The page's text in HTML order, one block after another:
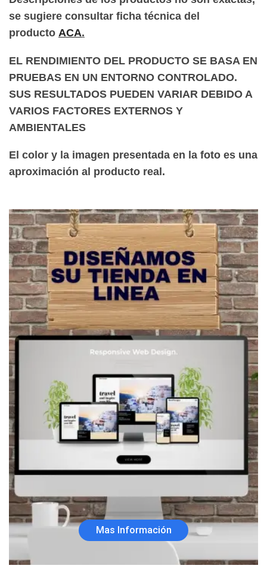
se sugiere consultar ficha técnica del
producto ACA.
EL RENDIMIENTO DEL PRODUCTO SE BASA EN
PRUEBAS EN UN ENTORNO CONTROLADO.
SUS RESULTADOS PUEDEN VARIAR DEBIDO A
VARIOS FACTORES EXTERNOS Y
AMBIENTALES
El color y la imagen presentada en la foto es una
aproximación al producto real.
Mas Información